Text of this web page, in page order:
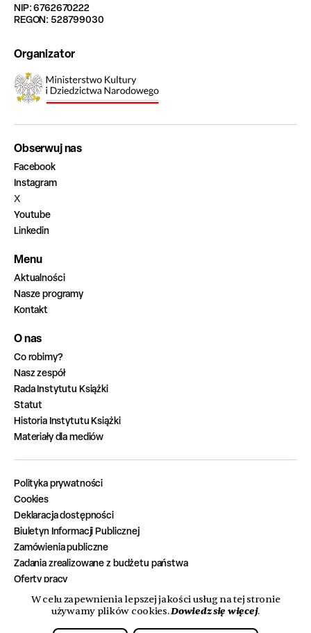
NIP: 6762670222
REGON: 528799030
Organizator
Obserwuj nas
Facebook
Instagram
X
Youtube
Linkedin
Menu
Aktualności
Nasze programy
Kontakt
O nas
Co robimy?
Nasz zespół
Rada Instytutu Książki
Statut
Historia Instytutu Książki
Materiały dla mediów
Polityka prywatności
Cookies
Deklaracja dostępności
Biuletyn Informacji Publicznej
Zamówienia publiczne
Zadania zrealizowane z budżetu państwa
Oferty pracy
W celu zapewnienia lepszej jakości usług na tej stronie
używamy plików cookies.Dowiedz się więcej.